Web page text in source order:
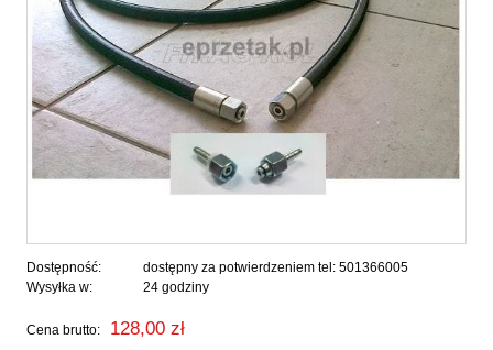
Dostępność:
dostępny za potwierdzeniem tel: 501366005
Wysyłka w:
24 godziny
Cena brutto: 128,00 zł